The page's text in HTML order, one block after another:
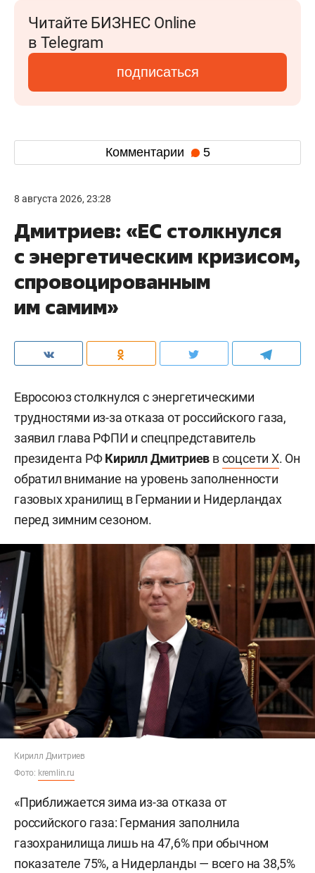
Читайте БИЗНЕС Online
в Telegram
подписаться
Комментарии 5
8 августа 2026, 23:28
Дмитриев: «ЕС столкнулся
с энергетическим кризисом,
спровоцированным
им самим»
Евросоюз столкнулся с энергетическими
трудностями из-за отказа от российского газа,
заявил глава РФПИ и спецпредставитель
президента РФКирилл Дмитриев всоцсети X. Он
обратил внимание на уровень заполненности
газовых хранилищ в Германии и Нидерландах
перед зимним сезоном.
Кирилл Дмитриев
Фото: kremlin.ru
«Приближается зима из-за отказа от
российского газа: Германия заполнила
газохранилища лишь на 47,6% при обычном
показателе 75%, а Нидерланды — всего на 38,5%